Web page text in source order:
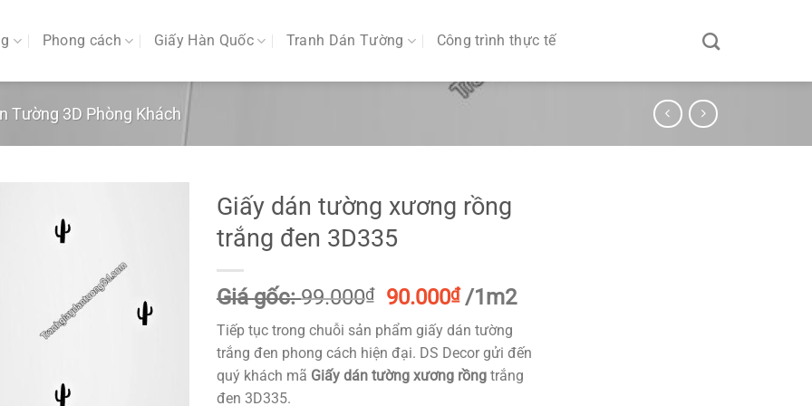
Phong cách Giấy Hàn Quốc Tranh Dán Tường Công trình thực tế
Tường 3D Phòng Khách
Giấy dán tường xương rồng
trắng đen 3D335
Giá gốc:99.000₫
Giá
gốc
là:
99.000₫.
90.000₫Giá
hiện
tại
là:
90.000₫.
/1m2
Tiếp tục trong chuỗi sản phẩm giấy dán tường
trắng đen phong cách hiện đại. DS Decor gửi đến
quý khách mã Giấy dán tường xương rồng trắng
đen 3D335.